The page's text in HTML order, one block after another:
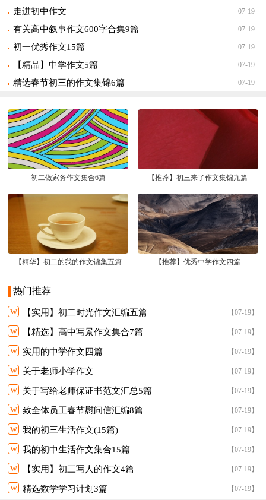
走进初中作文 07-19
有关高中叙事作文600字合集9篇 07-19
初一优秀作文15篇 07-19
【精品】中学作文5篇 07-19
精选春节初三的作文集锦6篇 07-19
初二做家务作文集合6篇 【推荐】初三来了作文集锦九篇
【精华】初二的我的作文锦集五篇 【推荐】优秀中学作文四篇
热门推荐
w 【实用】初二时光作文汇编五篇 【07-19】
w 【精选】高中写景作文集合7篇 【07-19】
w 实用的中学作文四篇 【07-19】
w 关于老师小学作文 【07-19】
w 关于写给老师保证书范文汇总5篇 【07-19】
w 致全体员工春节慰问信汇编8篇 【07-19】
w 我的初三生活作文(15篇) 【07-19】
w 我的初中生活作文集合15篇 【07-19】
w 【实用】初三写人的作文4篇 【07-19】
w 精选数学学习计划3篇 【07-19】